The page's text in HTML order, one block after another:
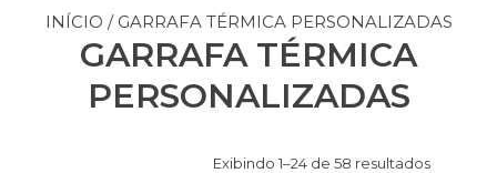
INÍCIO / GARRAFA TÉRMICA PERSONALIZADAS
GARRAFA TÉRMICA
PERSONALIZADAS
Exibindo 1–24 de 58 resultados